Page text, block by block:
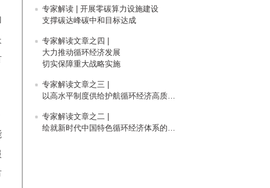
专家解读 | 开展零碳算力设施建设
支撑碳达峰碳中和目标达成
专家解读文章之四 |
大力推动循环经济发展
切实保障重大战略实施
专家解读文章之三 |
以高水平制度供给护航循环经济高质量发展
专家解读文章之二 |
绘就新时代中国特色循环经济体系的新蓝图